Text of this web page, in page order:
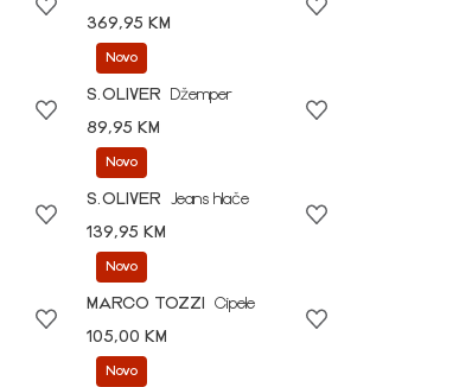
369,95 KM
Novo
S.OLIVER
Džemper
89,95 KM
Novo
S.OLIVER
Jeans hlače
139,95 KM
Novo
MARCO TOZZI
Cipele
105,00 KM
Novo